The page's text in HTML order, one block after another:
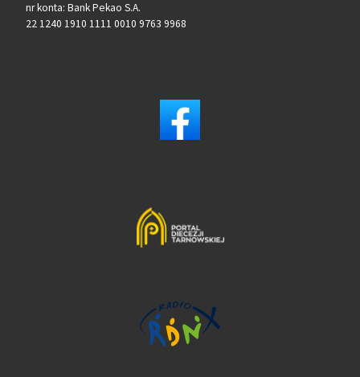
nr konta: Bank Pekao S.A.
22 1240 1910 1111 0010 9763 9968